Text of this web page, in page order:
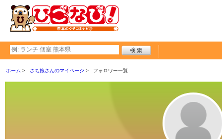
ホーム さち娘さんのマイページ フォロワー一覧